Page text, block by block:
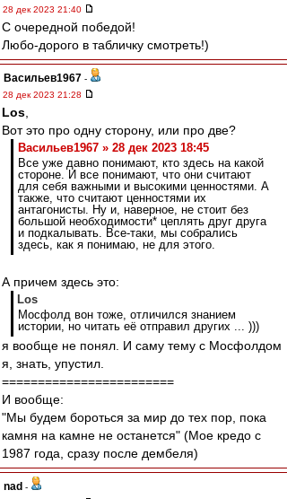
28 дек 2023 21:40
С очередной победой!
Любо-дорого в табличку смотреть!)
Васильев1967 -
28 дек 2023 21:28
Los
Вот это про одну сторону, или про две?
Васильев1967 » 28 дек 2023 18:45
Все уже давно понимают, кто здесь на какой
стороне. И все понимают, что они считают
для себя важными и высокими ценностями. А
также, что считают ценностями их
антагонисты. Ну и, наверное, не стоит без
большой необходимости* цеплять друг друга
и подкалывать. Все-таки, мы собрались
здесь, как я понимаю, не для этого.
А причем здесь это:
Los
Мосфолд вон тоже, отличился знанием
истории, но читать её отправил других ... )))
я вообще не понял. И саму тему с Мосфолдом
я, знать, упустил.
========================
И вообще:
"Мы будем бороться за мир до тех пор, пока
камня на камне не останется" (Мое кредо с
1987 года, сразу после дембеля)
nad -